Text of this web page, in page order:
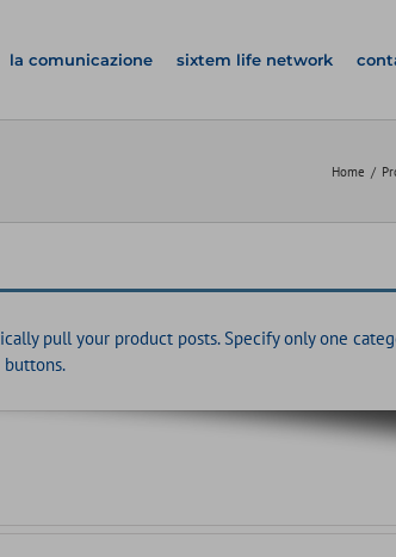
la comunicazione sixtem life network
Home
pull your product posts. Specify only one